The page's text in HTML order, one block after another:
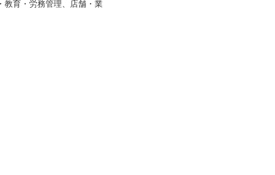
教育・労務管理、店舗・業